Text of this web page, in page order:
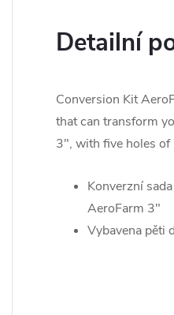
Detailní
Conversion Kit
that can transform
3", with five holes
Konverzní
AeroFarm 3"
Vybavena pěti